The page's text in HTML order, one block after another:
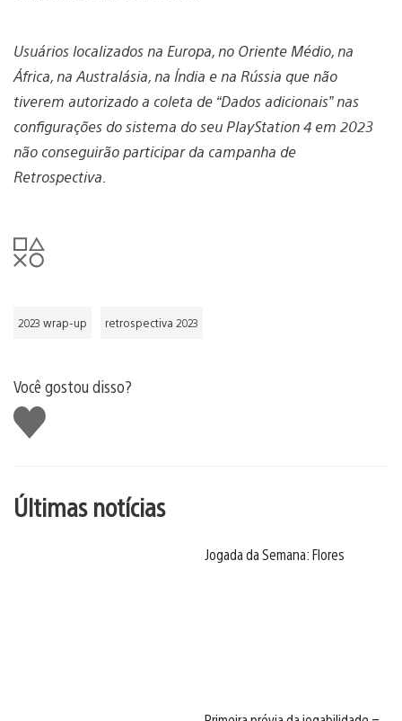
Usuários localizados na Europa, no Oriente Médio, na
África, na Australásia, na Índia e na Rússia que não
tiverem autorizado a coleta de “Dados adicionais” nas
configurações do sistema do seu PlayStation 4 em 2023
não conseguirão participar da campanha de
Retrospectiva.
2023 wrap-up retrospectiva 2023
Você gostou disso?
Curtir
Últimas notícias
Jogada da Semana: Flores